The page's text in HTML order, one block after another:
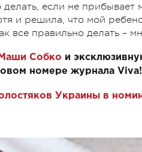
делать, если не
и решила, что мой
все правильно делать –
Маши Собко и
номере журнала Viva!
Украины в